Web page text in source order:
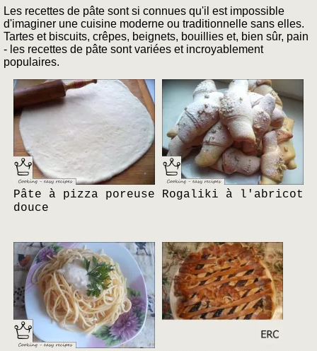
Les recettes de pâte sont si connues qu'il est impossible
d'imaginer une cuisine moderne ou traditionnelle sans elles.
Tartes et biscuits, crêpes, beignets, bouillies et, bien sûr, pain
- les recettes de pâte sont variées et incroyablement
populaires.
Pâte à pizza poreuse
douce
Rogaliki à l'abricot